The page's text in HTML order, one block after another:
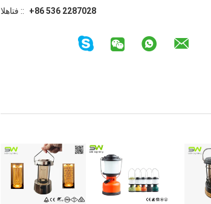
الهاتف ::
+86 536 2287028